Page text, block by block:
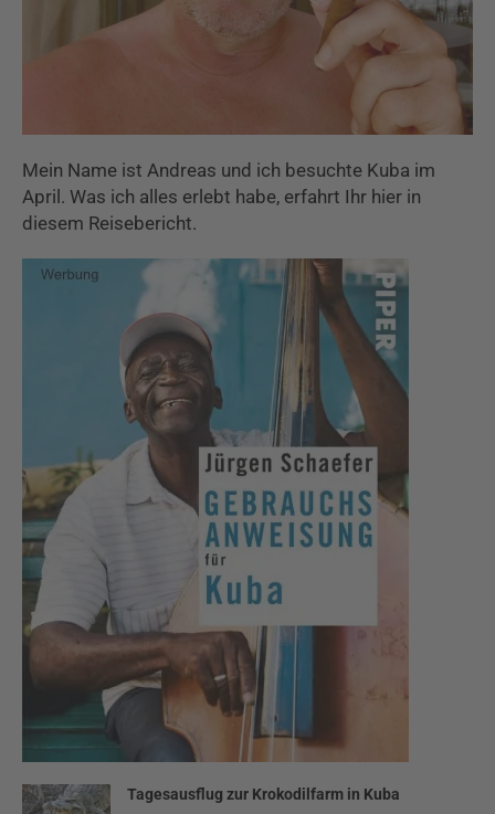
Mein Name ist Andreas und ich besuchte Kuba im
April. Was ich alles erlebt habe, erfahrt Ihr hier in
diesem Reisebericht.
Tagesausflug zur Krokodilfarm in Kuba